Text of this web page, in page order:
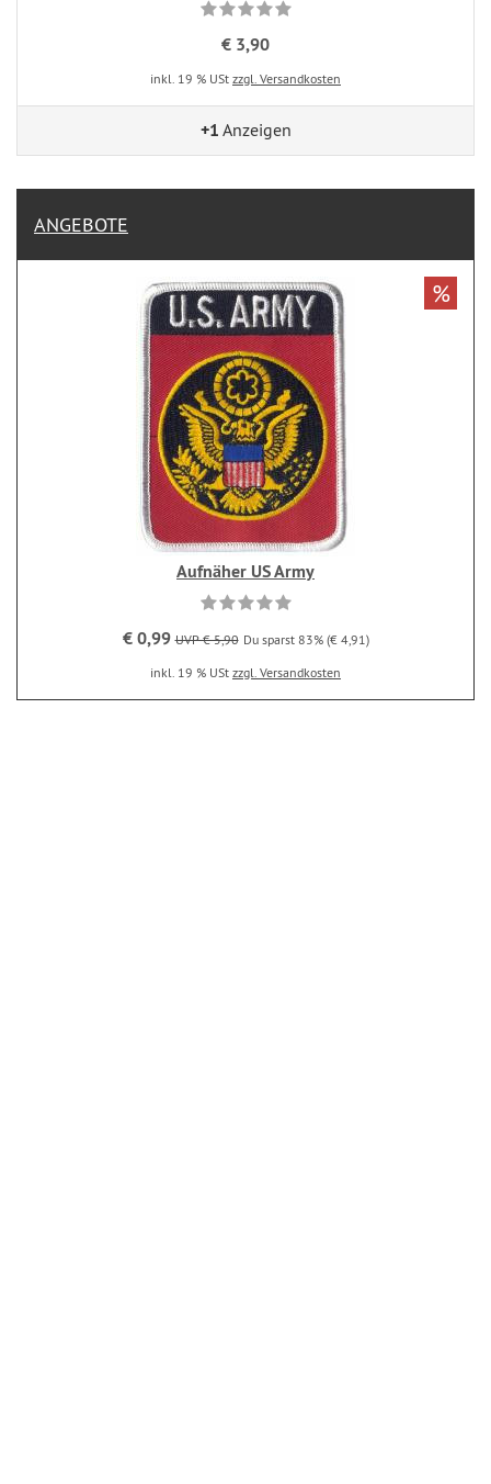
€ 3,90
inkl. 19 % USt zzgl. Versandkosten
+1 Anzeigen
ANGEBOTE
Aufnäher US Army
€ 0,99 UVP € 5,90 Du sparst 83% (€ 4,91)
inkl. 19 % USt zzgl. Versandkosten
%